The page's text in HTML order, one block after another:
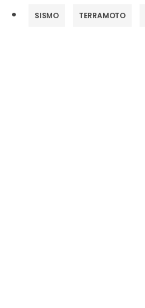
SISMO TERRAMOTO